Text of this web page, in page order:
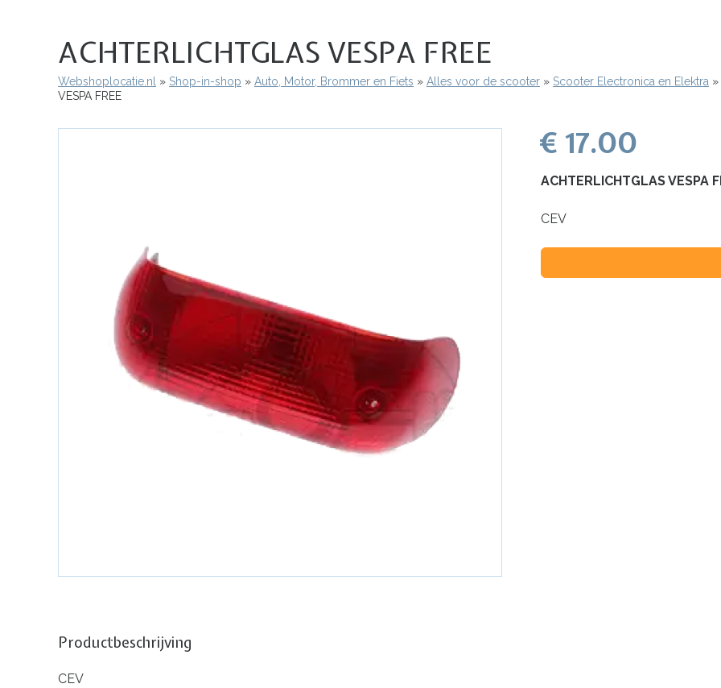
ACHTERLICHTGLAS VESPA FREE
Kruimelpad
Webshoplocatie.nl Shop-in-shop Auto, Motor, Brommer en Fiets Alles voor de scooter Scooter Electronica en Elektra
VESPA FREE
€ 17.00
ACHTERLICHTGLAS VESPA
CEV
Productbeschrijving
CEV